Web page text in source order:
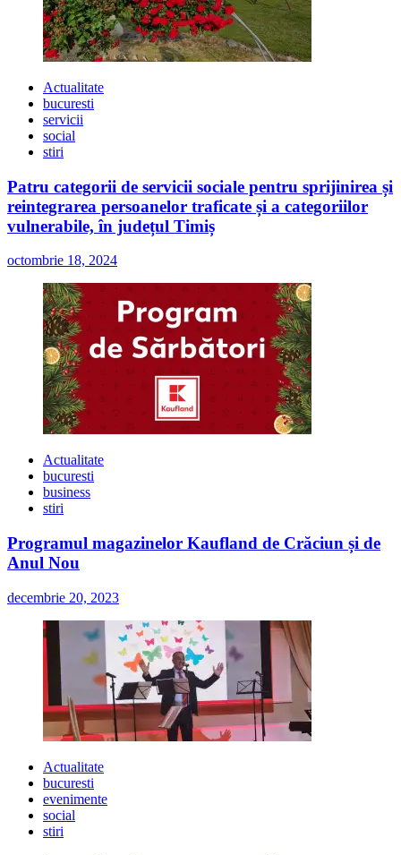
Actualitate
bucuresti
servicii
social
stiri
Patru categorii de servicii sociale pentru sprijinirea și
reintegrarea persoanelor traficate și a categoriilor
vulnerabile, în județul Timiș
octombrie 18, 2024
Actualitate
bucuresti
business
stiri
Programul magazinelor Kaufland de Crăciun și de
Anul Nou
decembrie 20, 2023
Actualitate
bucuresti
evenimente
social
stiri